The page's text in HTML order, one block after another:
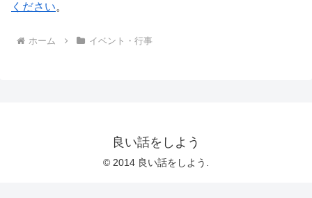
ください。
ホーム イベント・行事
良い話をしよう
© 2014 良い話をしよう.